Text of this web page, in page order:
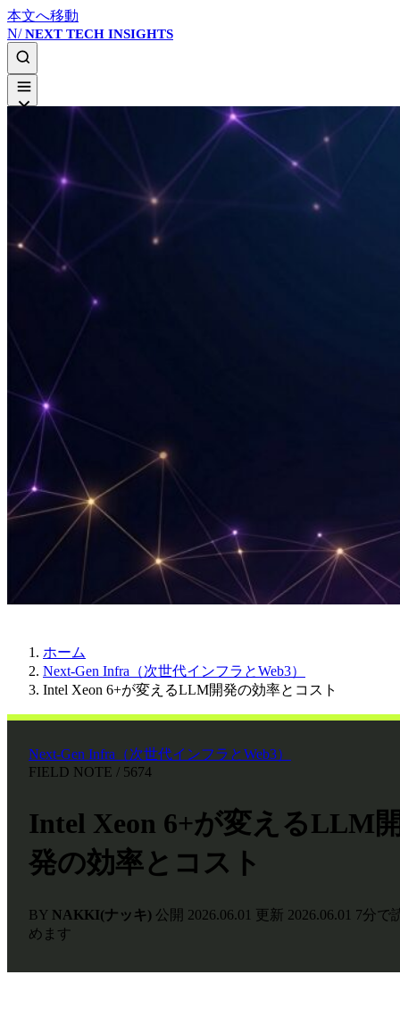
本文へ移動
N/ NEXT TECH INSIGHTS
ホーム
Next-Gen Infra（次世代インフラとWeb3）
Intel Xeon 6+が変えるLLM開発の効率とコスト
Next-Gen Infra（次世代インフラとWeb3）
FIELD NOTE / 5674
Intel Xeon 6+が変えるLLM
発の効率とコスト
BY NAKKI(ナッキ) 公開 2026.06.01 更新 2026.06.01 7分で
めます